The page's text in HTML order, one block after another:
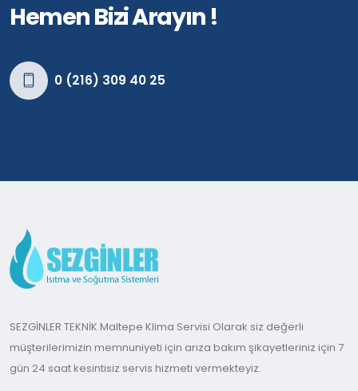
Hemen Bizi Arayın !
0 (216) 309 40 25
SEZGİNLER TEKNİK Maltepe Klima Servisi Olarak siz değerli
müşterilerimizin memnuniyeti için arıza bakım şikayetleriniz için 7
gün 24 saat kesintisiz servis hizmeti vermekteyiz.